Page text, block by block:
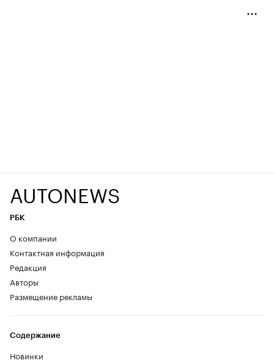
AUTONEWS
РБК
О компании
Контактная информация
Редакция
Авторы
Размещение рекламы
Содержание
Новинки